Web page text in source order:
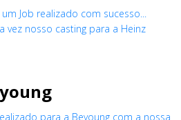
Job realizado com sucesso...
vez nosso casting para a Heinz
para a Beyoung com a nossa